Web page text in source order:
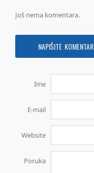
Još nema komentara.
NAPIŠITE KOMENTAR
Ime
E-mail
Website
Poruka